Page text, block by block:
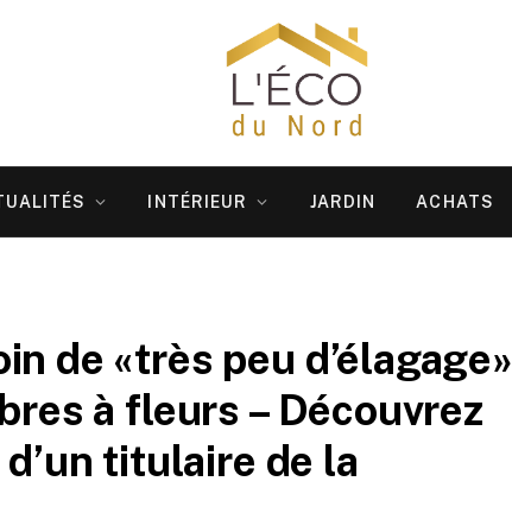
INTÉRIEUR JARDIN ACHATS
de «très peu d’élagage»
à fleurs – Découvrez
titulaire de la